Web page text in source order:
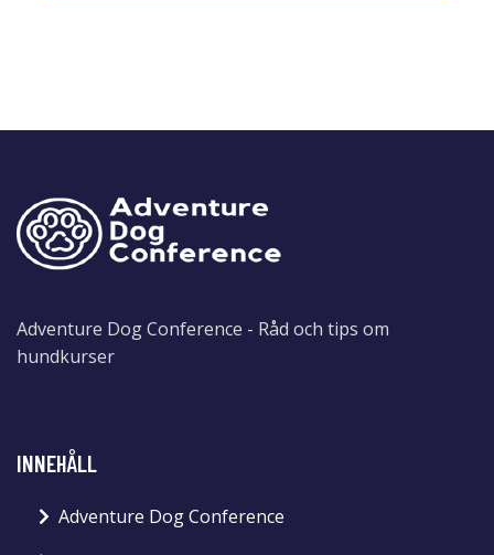
Adventure Dog Conference - Råd och tips om
hundkurser
INNEHÅLL
Adventure Dog Conference